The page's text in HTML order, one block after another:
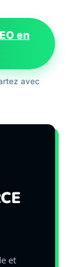
en
avec
et